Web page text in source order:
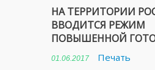
НА ТЕРРИТОРИИ
ВВОДИТСЯ РЕЖИМ
ПОВЫШЕННОЙ
01.06.2017
Печать